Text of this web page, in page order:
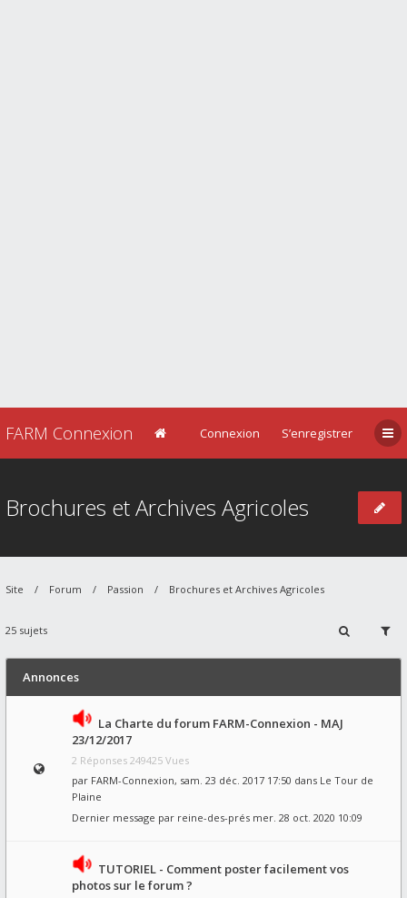
FARM Connexion Connexion S’enregistrer
Brochures et Archives Agricoles
Site Forum Passion Brochures et Archives Agricoles
25 sujets
Annonces
La Charte du forum FARM-Connexion - MAJ
23/12/2017
2 Réponses 249425 Vues
par FARM-Connexion, sam. 23 déc. 2017 17:50 dans Le Tour de
Plaine
Dernier message par reine-des-prés mer. 28 oct. 2020 10:09
TUTORIEL - Comment poster facilement vos
photos sur le forum ?